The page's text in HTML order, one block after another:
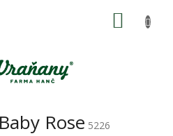
Rose 5226